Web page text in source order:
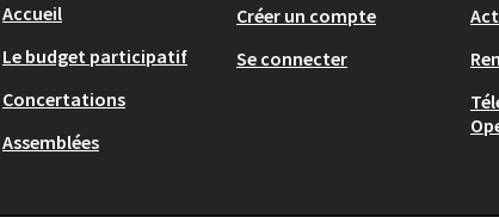
Accueil
Le budget participatif
Concertations
Assemblées
Créer un compte
Se connecter